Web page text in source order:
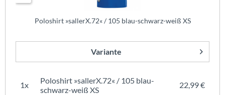
Poloshirt »sallerX.72« / 105 blau-schwarz-weiß XS
Variante
1x
Poloshirt »sallerX.72« / 105 blau-
schwarz-weiß XS
22,99 €